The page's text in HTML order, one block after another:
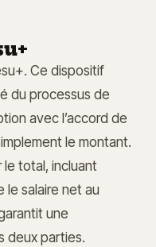
Ce dispositif
du processus de
avec l’accord de
le montant.
le total, incluant
le salaire net au
une
deux parties.